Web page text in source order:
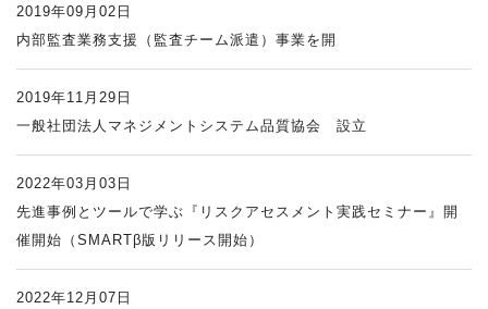
2019年09月02日
内部監査業務支援（監査チーム派遣）事業を開
2019年11月29日
一般社団法人マネジメントシステム品質協会 設立
2022年03月03日
先進事例とツールで学ぶ『リスクアセスメント実践セミナー』開
催開始（SMARTβ版リリース開始）
2022年12月07日